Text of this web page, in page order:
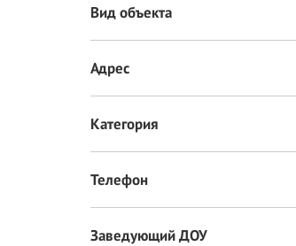
Вид объекта
Адрес
Категория
Телефон
Заведующий ДОУ